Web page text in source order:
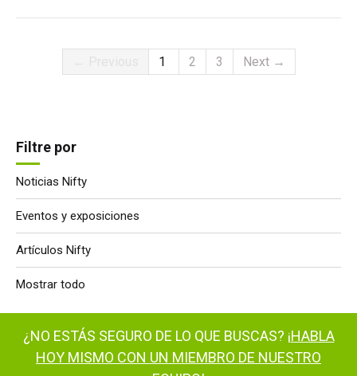
1 2 3 Next →
Filtre por
Noticias Nifty
Eventos y exposiciones
Artículos Nifty
Mostrar todo
¿NO ESTÁS SEGURO DE LO QUE BUSCAS? ¡HABLA
HOY MISMO CON UN MIEMBRO DE NUESTRO